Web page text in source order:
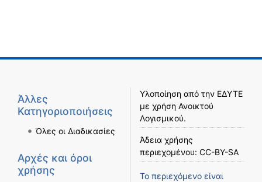
Άλλες
Κατηγοριοποιήσεις
Όλες οι Διαδικασίες
Αρχές και όροι
χρήσης
Υλοποίηση από την ΕΔΥΤΕ
με χρήση Ανοικτού
Λογισμικού.
Άδεια χρήσης
περιεχομένου: CC-BY-SA
Το περιεχόμενο είναι